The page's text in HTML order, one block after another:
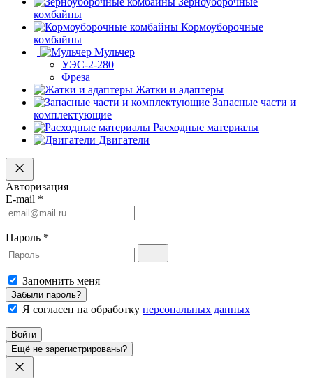
комбайны
Кормоуборочные
комбайны
Мульчер
УЭС-2-280
Фреза
Жатки и адаптеры
Запасные части и
комплектующие
Расходные материалы
Двигатели
Авторизация
E-mail *
Пароль *
Запомнить меня
Забыли пароль?
Я согласен на обработку персональных данных
Войти
Ещё не зарегистрированы?